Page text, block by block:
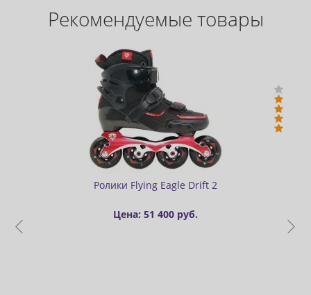
Рекомендуемые товары
Ролики Flying Eagle Drift 2
Цена: 51 400 руб.